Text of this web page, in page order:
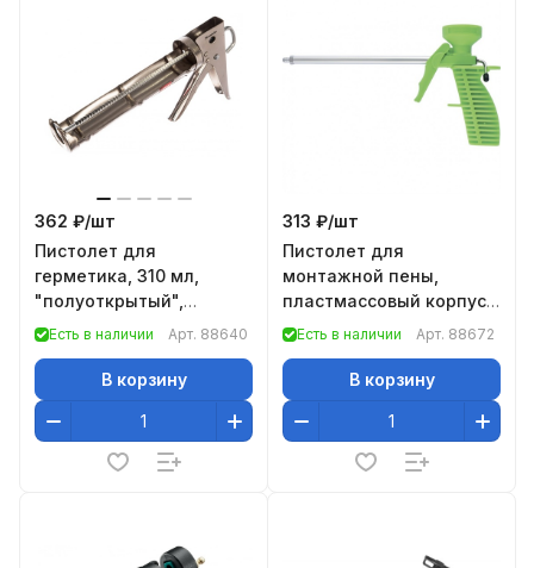
362 ₽/шт
Пистолет для
герметика, 310 мл,
"полуоткрытый",
хромир., зубчатый шток
Есть в наличии Арт. 88640
В корзину
313 ₽/шт
Пистолет для
монтажной пены,
пластмассовый корпус//
Сибртех
Есть в наличии Арт. 88672
В корзину